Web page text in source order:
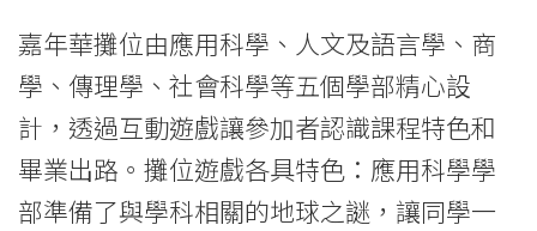
Hong
Kong
Baptist
University
嘉年華攤位由應用科學、人文及語言學、商
學、傳理學、社會科學等五個學部精心設
計，透過互動遊戲讓參加者認識課程特色和
畢業出路。攤位遊戲各具特色：應用科學學
部準備了與學科相關的地球之謎，讓同學一